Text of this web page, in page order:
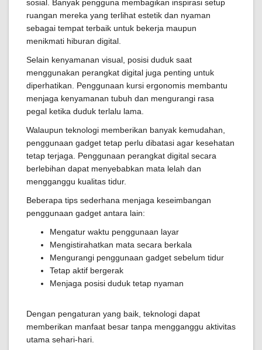
sosial. Banyak pengguna membagikan inspirasi setup
ruangan mereka yang terlihat estetik dan nyaman
sebagai tempat terbaik untuk bekerja maupun
menikmati hiburan digital.
Selain kenyamanan visual, posisi duduk saat
menggunakan perangkat digital juga penting untuk
diperhatikan. Penggunaan kursi ergonomis membantu
menjaga kenyamanan tubuh dan mengurangi rasa
pegal ketika duduk terlalu lama.
Walaupun teknologi memberikan banyak kemudahan,
penggunaan gadget tetap perlu dibatasi agar kesehatan
tetap terjaga. Penggunaan perangkat digital secara
berlebihan dapat menyebabkan mata lelah dan
mengganggu kualitas tidur.
Beberapa tips sederhana menjaga keseimbangan
penggunaan gadget antara lain:
Mengatur waktu penggunaan layar
Mengistirahatkan mata secara berkala
Mengurangi penggunaan gadget sebelum tidur
Tetap aktif bergerak
Menjaga posisi duduk tetap nyaman
Dengan pengaturan yang baik, teknologi dapat
memberikan manfaat besar tanpa mengganggu aktivitas
utama sehari-hari.